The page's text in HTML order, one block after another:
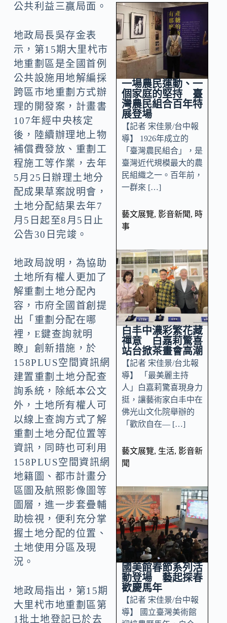
公共利益三贏局面。
地政局長吳存金表
示，第15期大里杙市
地重劃區是全國首例
公共設施用地解編採
跨區市地重劃方式辦
理的開發案，計畫書
107年經中央核定
後，陸續辦理地上物
補償費發放、重劃工
程施工等作業，去年
5月25日辦理土地分
配成果草案說明會，
土地分配結果去年7
月5日起至8月5日止
公告30日完竣。
地政局說明，為協助
土地所有權人更加了
解重劃土地分配內
容，市府全國首創提
出「重劃分配在哪
裡，E鍵查詢就明
瞭」創新措施，於
158PLUS空間資訊網
建置重劃土地分配查
詢系統，除紙本公文
外，土地所有權人可
以線上查詢方式了解
重劃土地分配位置等
資訊，同時也可利用
158PLUS空間資訊網
地籍圖、都市計畫分
區圖及航照影像圖等
圖層，進一步套疊輔
助檢視，便利充分掌
握土地分配的位置、
土地使用分區及現
況。
地政局指出，第15期
大里杙市地重劃區第
1批土地登記已於去
一場農民運動、一
個家庭的堅持 臺
灣農民組合百年特
展登場
【記者 宋佳景/台中報
導】 1926年成立的
「臺灣農民組合」，是
臺灣近代規模最大的農
民組織之一。百年前，
一群來 […]
藝文展覽, 影音新聞, 時
事
白丰中濃彩繁花藏
禪意 白嘉莉驚喜
站台掀茶畫會高潮
【記者 宋佳景/台北報
導】 「最美麗主持
人」白嘉莉驚喜現身力
挺，讓藝術家白丰中在
佛光山文化院舉辦的
「歡欣自在— […]
藝文展覽, 生活, 影音新
聞
國美館春節系列活
動登場 藝起探春
歡慶馬年
【記者 宋佳景/台中報
導】 國立臺灣美術館